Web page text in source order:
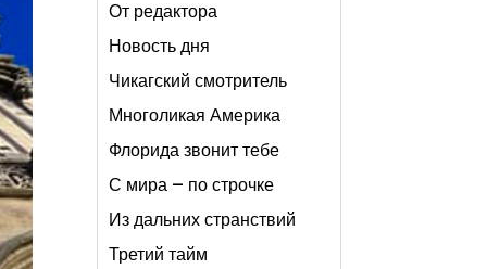
От редактора
Новость дня
Чикагский смотритель
Многоликая Америка
Флорида звонит тебе
С мира – по строчке
Из дальних странствий
Третий тайм